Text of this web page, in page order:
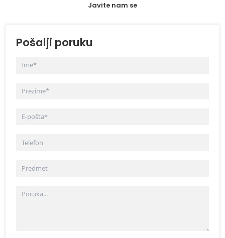
Javite nam se
Pošalji poruku